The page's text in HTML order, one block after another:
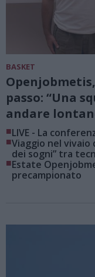
BASKET
passo: “Una
andare
■LIVE - La
■Viaggio nel vivaio
dei sogni” tra
■Estate
precampionato